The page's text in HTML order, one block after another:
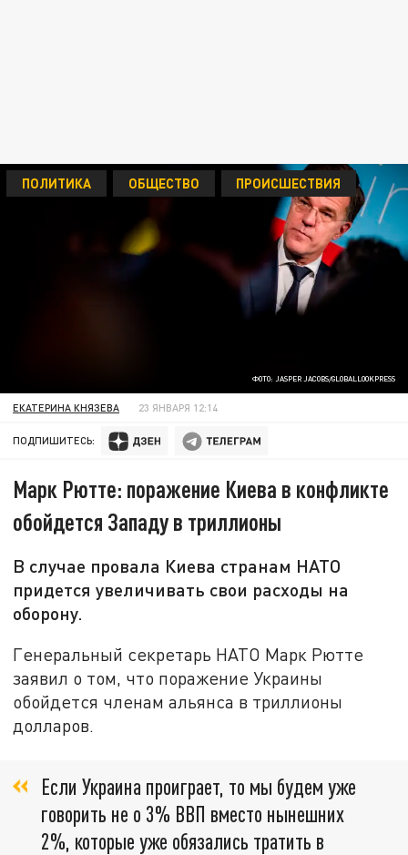
ФОТО: JASPER JACOBS/GLOBALLOOKPRESS
ПОЛИТИКА ОБЩЕСТВО ПРОИСШЕСТВИЯ
ЕКАТЕРИНА КНЯЗЕВА 23 ЯНВАРЯ 12:14
ПОДПИШИТЕСЬ:
Марк Рютте: поражение Киева в конфликте
обойдется Западу в триллионы
В случае провала Киева странам НАТО
придется увеличивать свои расходы на
оборону.
Генеральный секретарь НАТО Марк Рютте
заявил о том, что поражение Украины
обойдется членам альянса в триллионы
долларов.
Если Украина проиграет, то мы будем уже
говорить не о 3% ВВП вместо нынешних
2%, которые уже обязались тратить в